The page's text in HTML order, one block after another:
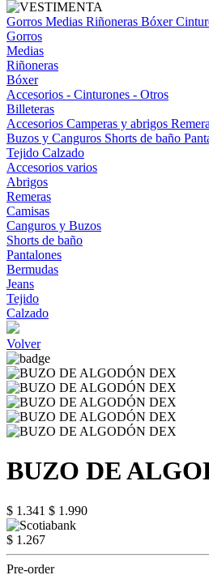
Gorros Medias Riñoneras Bóxer
Gorros
Medias
Riñoneras
Bóxer
Accesorios - Cinturones - Otros
Billeteras
Accesorios Camperas y abrigos
Buzos y Canguros Shorts de baño
Tejido Calzado
Accesorios varios
Abrigos
Remeras
Camisas
Canguros y Buzos
Shorts de baño
Pantalones
Bermudas
Jeans
Tejido
Calzado
Volver
BUZO DE
$ 1.341 $ 1.990
$ 1.267
Pre-order